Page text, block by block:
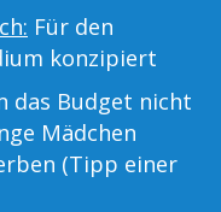
Für den
konzipiert
das Budget nicht
Mädchen
(Tipp einer